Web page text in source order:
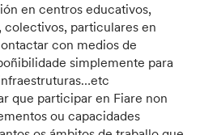
en centros educativos,
colectivos, particulares en
con medios de
simplemente para
que participar en Fiare non
ou capacidades